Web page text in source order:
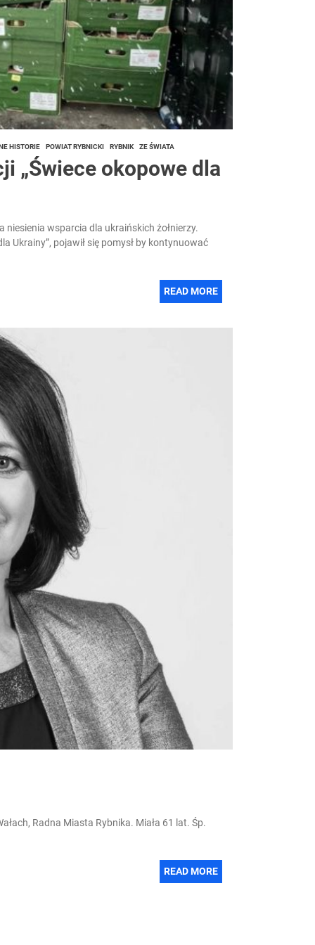
HISTORIE POWIAT RYBNICKI RYBNIK ZE ŚWIATA
„Świece okopowe dla
niesienia wsparcia dla ukraińskich żołnierzy.
Ukrainy”, pojawił się pomysł by kontynuować
READ MORE
Radna Miasta Rybnika. Miała 61 lat. Śp.
READ MORE